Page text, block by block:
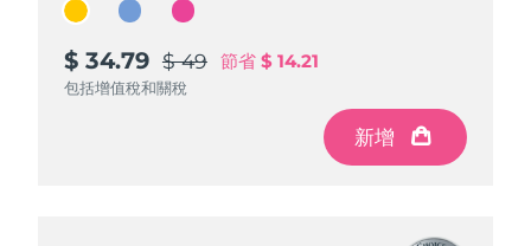
$ 34.79 $ 49 節省 $ 14.21
包括增值稅和關稅
新增
$ 34.79 $ 49 節省 $ 14.21
包括增值稅和關稅
新增
$ 34.79 $ 49 節省 $ 14.21
包括增值稅和關稅
新增